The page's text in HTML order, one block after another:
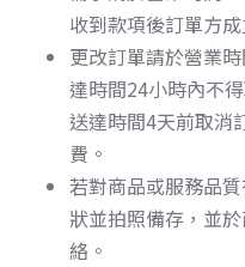
收到款項後訂單方成
更改訂單請於營業
達時間24小時內不
送達時間4天前取消
費。
若對商品或服務品
狀並拍照備存，並
絡。